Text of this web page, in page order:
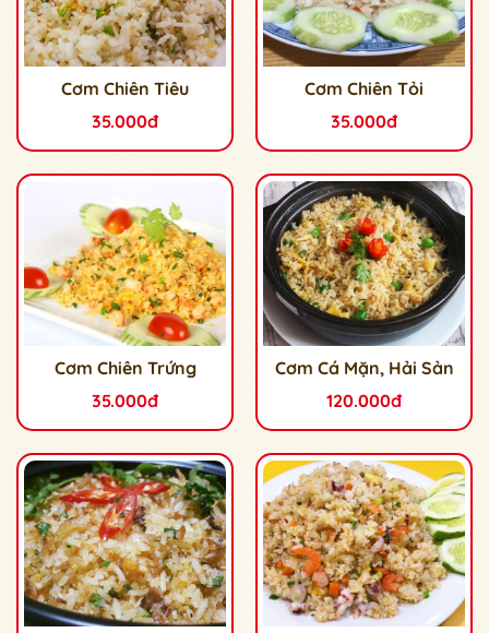
Cơm Chiên Tiêu
35.000đ
Cơm Chiên Tỏi
35.000đ
Cơm Chiên Trứng
35.000đ
Cơm Cá Mặn, Hải Sản
120.000đ